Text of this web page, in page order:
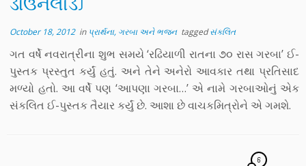
October 18, 2012in પ્રાર્થના, ગરબા અને ભજન taggedસંકલિત
ગત વર્ષે નવરાત્રીના શુભ સમયે ‘રઢિયાળી રાતના ૭૦ રાસ ગરબા’ ઈ-
પુસ્તક પ્રસ્તુત કર્યું હતું. અને તેને અનેરો આવકાર તથા પ્રતિસાદ
મળ્યો હતો. આ વર્ષે પણ ‘આપણા ગરબા…’ એ નામે ગરબાઓનું એક
સંકલિત ઈ-પુસ્તક તૈયાર કર્યું છે. આશા છે વાચકમિત્રોને એ ગમશે.
6